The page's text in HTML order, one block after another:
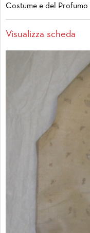
Costume e del Profumo
Visualizza scheda